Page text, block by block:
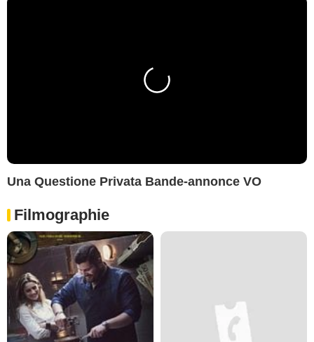
Una Questione Privata Bande-annonce VO
Filmographie